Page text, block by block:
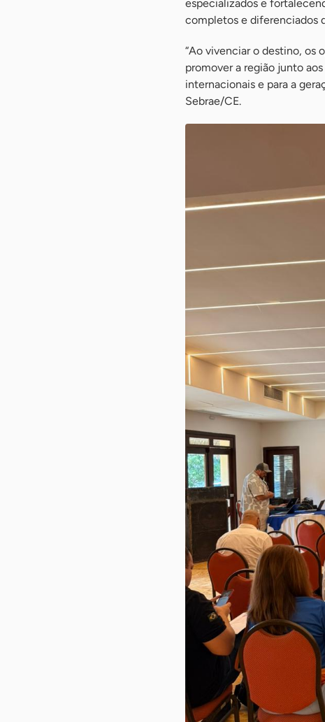
especializados e
completos e diferenciados
“Ao vivenciar o destino, os
promover a região junto
internacionais e para a
Sebrae/CE.